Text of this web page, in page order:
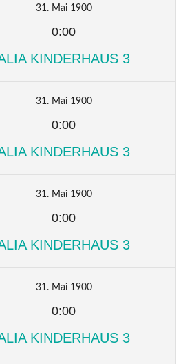
31. Mai 1900
0:00
KINDERHAUS 3
31. Mai 1900
0:00
KINDERHAUS 3
31. Mai 1900
0:00
KINDERHAUS 3
31. Mai 1900
0:00
KINDERHAUS 3